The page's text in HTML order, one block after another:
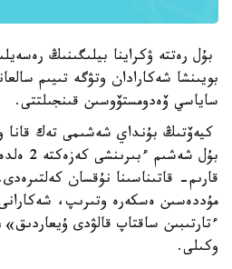
بۇل رەتتە ۋكراينا بيلىگىنىڭ
بويىنشا شەكارادان وتۋگە تىيىم
ساياسي ۆەدومستۆوسىن قىنجىلتتى.
كيەۆتىڭ بۇنداي شەشىمى تەك
بۇل
قارىم- قاتىناسىنا نۇقسان
مۇددەسىن ەسكەرە وتىرىپ،
ءتارتىبىن ساقتاپ قالۋدى
وكىلى.